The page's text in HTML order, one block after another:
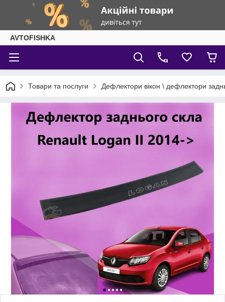
AVTOFISHKA
Товари та послуги Дефлектори вікон \ дефлектори